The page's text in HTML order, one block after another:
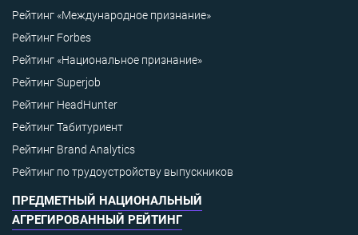
Рейтинг «Международное признание»
Рейтинг Forbes
Рейтинг «Национальное признание»
Рейтинг Superjob
Рейтинг HeadHunter
Рейтинг Табитуриент
Рейтинг Brand Analytics
Рейтинг по трудоустройству выпускников
ПРЕДМЕТНЫЙ НАЦИОНАЛЬНЫЙ
АГРЕГИРОВАННЫЙ РЕЙТИНГ